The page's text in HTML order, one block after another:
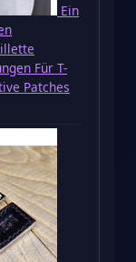
Ein
Für T-
Patches